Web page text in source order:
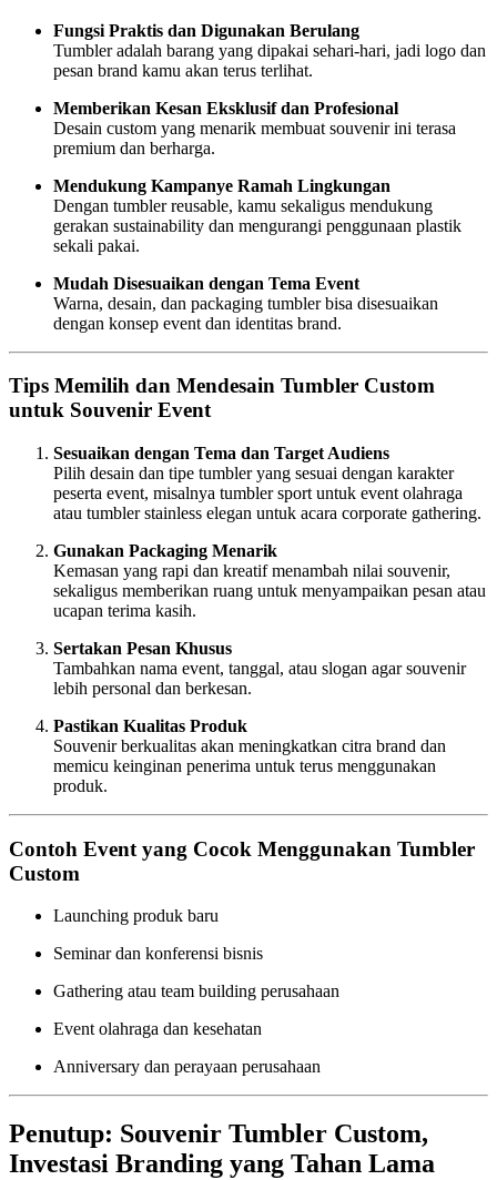
Fungsi Praktis dan Digunakan Berulang
Tumbler adalah barang yang dipakai sehari-hari, jadi logo dan
pesan brand kamu akan terus terlihat.
Memberikan Kesan Eksklusif dan Profesional
Desain custom yang menarik membuat souvenir ini terasa
premium dan berharga.
Mendukung Kampanye Ramah Lingkungan
Dengan tumbler reusable, kamu sekaligus mendukung
gerakan sustainability dan mengurangi penggunaan plastik
sekali pakai.
Mudah Disesuaikan dengan Tema Event
Warna, desain, dan packaging tumbler bisa disesuaikan
dengan konsep event dan identitas brand.
Tips Memilih dan Mendesain Tumbler Custom
untuk Souvenir Event
Sesuaikan dengan Tema dan Target Audiens
Pilih desain dan tipe tumbler yang sesuai dengan karakter
peserta event, misalnya tumbler sport untuk event olahraga
atau tumbler stainless elegan untuk acara corporate gathering.
Gunakan Packaging Menarik
Kemasan yang rapi dan kreatif menambah nilai souvenir,
sekaligus memberikan ruang untuk menyampaikan pesan atau
ucapan terima kasih.
Sertakan Pesan Khusus
Tambahkan nama event, tanggal, atau slogan agar souvenir
lebih personal dan berkesan.
Pastikan Kualitas Produk
Souvenir berkualitas akan meningkatkan citra brand dan
memicu keinginan penerima untuk terus menggunakan
produk.
Contoh Event yang Cocok Menggunakan Tumbler
Custom
Launching produk baru
Seminar dan konferensi bisnis
Gathering atau team building perusahaan
Event olahraga dan kesehatan
Anniversary dan perayaan perusahaan
Penutup: Souvenir Tumbler Custom,
Investasi Branding yang Tahan Lama